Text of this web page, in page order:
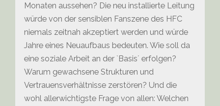
Monaten aussehen? Die neu installierte Leitung
würde von der sensiblen Fanszene des HFC
niemals zeitnah akzeptiert werden und würde
Jahre eines Neuaufbaus bedeuten. Wie soll da
eine soziale Arbeit an der `Basis´ erfolgen?
Warum gewachsene Strukturen und
Vertrauensverhältnisse zerstören? Und die
wohl allerwichtigste Frage von allen: Welchen